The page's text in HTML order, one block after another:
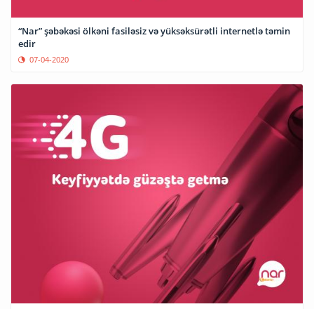
“Nar” şəbəkəsi ölkəni fasiləsiz və yüksəksürətli internetlə təmin
edir
07-04-2020